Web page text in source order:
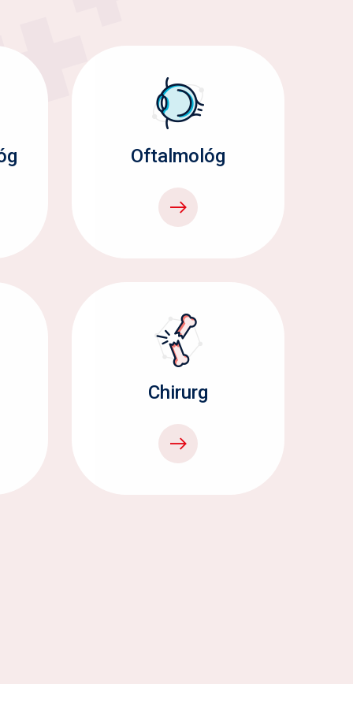
Oftalmológ
Chirurg